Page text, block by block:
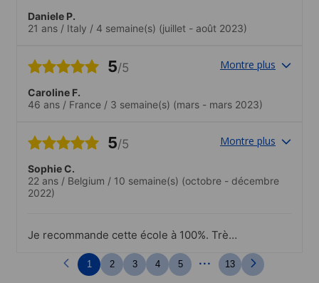
Daniele P.
21 ans / Italy / 4 semaine(s) (juillet - août 2023)
5/5 Montre plus
Caroline F.
46 ans / France / 3 semaine(s) (mars - mars 2023)
5/5 Montre plus
Sophie C.
22 ans / Belgium / 10 semaine(s) (octobre - décembre
2022)
Je recommande cette école à 100%. Très
Les professeures sont très patientes et à
l'écoute. J'ai fait un progrès
1 2 3 4 5 ... 13